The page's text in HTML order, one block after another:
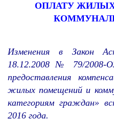
ОПЛАТУ
Изменения в Закон
18.12.2008 № 79/2008-
предоставления
жилых помещений и
категориям граждан»
2016 года.